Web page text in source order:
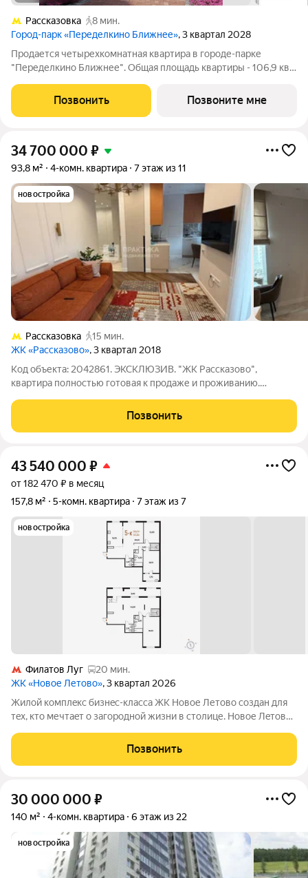
Рассказовка
8 мин.
Город-парк «Переделкино Ближнее», 3 квартал 2028
Продается четырехкомнатная квартира в городе-парке
"Переделкино Ближнее". Общая площадь квартиры - 106,9 кв.
монолитный. ТОЛЬКО ДО 31 АВГУСТА выгодные условия на
приобретение квартиры в
Позвонить Позвоните мне
34 700 000 ₽
93,8 м² 4-комн. квартира 7 этаж из 11
новостройка
Рассказовка
15 мин.
ЖК «Рассказово», 3 квартал 2018
Код объекта: 2042861. ЭКСКЛЮЗИВ. "ЖК Рассказово",
квартира полностью готовая к продаже и проживанию.
аллею). -изолированные комнаты; -рациональное
зонирование; -постирочная, со стиральной и
Позвонить
43 540 000 ₽
от 182 470 ₽ в месяц
157,8 м²
5-комн. квартира 7 этаж из 7
новостройка
Филатов Луг
20 мин.
ЖК «Новое Летово», 3 квартал 2026
Жилoй кoмплeкс бизнec-клаcса ЖК Новое Летово сoздaн для
тeх, кто мечтaeт o зaгoродной жизни в столице. Новoе Лeтoвo
Журчание рeки, шeлеcт лиcтвы, пение птиц и прoгулочные
трoпы Baлуeвcкого
Позвонить
30 000 000 ₽
140 м² 4-комн. квартира 6 этаж из 22
новостройка